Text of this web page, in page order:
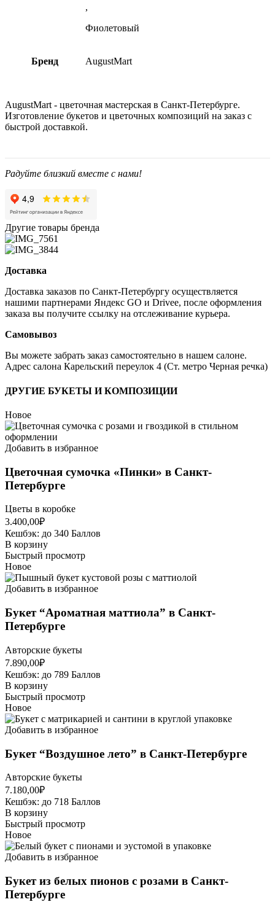
,
Фиолетовый
Бренд AugustMart
AugustMart - цветочная мастерская в Санкт-Петербурге.
Изготовление букетов и цветочных композиций на заказ c
быстрой доставкой.
Радуйте близкий вместе с нами!
Другие товары бренда
Доставка
Доставка заказов по Санкт-Петербургу осуществляется
нашими партнерами Яндекс GO и Drivee, после оформления
заказа вы получите ссылку на отслеживание курьера.
Самовывоз
Вы можете забрать заказ самостоятельно в нашем салоне.
Адрес салона Карельский переулок 4 (Ст. метро Черная речка)
ДРУГИЕ БУКЕТЫ И КОМПОЗИЦИИ
Новое
Добавить в избранное
Цветочная сумочка «Пинки» в Санкт-
Петербурге
Цветы в коробке
3.400,00₽
Кешбэк: до 340 Баллов
В корзину
Быстрый просмотр
Новое
Добавить в избранное
Букет “Ароматная маттиола” в Санкт-
Петербурге
Авторские букеты
7.890,00₽
Кешбэк: до 789 Баллов
В корзину
Быстрый просмотр
Новое
Добавить в избранное
Букет “Воздушное лето” в Санкт-Петербурге
Авторские букеты
7.180,00₽
Кешбэк: до 718 Баллов
В корзину
Быстрый просмотр
Новое
Добавить в избранное
Букет из белых пионов с розами в Санкт-
Петербурге